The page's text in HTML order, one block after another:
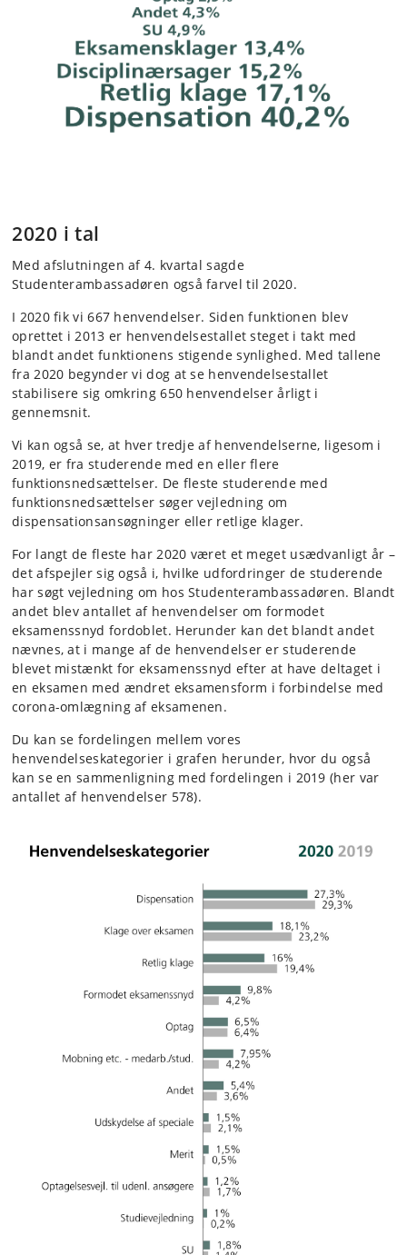
2020 i tal
Med afslutningen af 4. kvartal sagde
Studenterambassadøren også farvel til 2020.
I 2020 fik vi 667 henvendelser. Siden funktionen blev
oprettet i 2013 er henvendelsestallet steget i takt med
blandt andet funktionens stigende synlighed. Med tallene
fra 2020 begynder vi dog at se henvendelsestallet
stabilisere sig omkring 650 henvendelser årligt i
gennemsnit.
Vi kan også se, at hver tredje af henvendelserne, ligesom i
2019, er fra studerende med en eller flere
funktionsnedsættelser. De fleste studerende med
funktionsnedsættelser søger vejledning om
dispensationsansøgninger eller retlige klager.
For langt de fleste har 2020 været et meget usædvanligt år –
det afspejler sig også i, hvilke udfordringer de studerende
har søgt vejledning om hos Studenterambassadøren. Blandt
andet blev antallet af henvendelser om formodet
eksamenssnyd fordoblet. Herunder kan det blandt andet
nævnes, at i mange af de henvendelser er studerende
blevet mistænkt for eksamenssnyd efter at have deltaget i
en eksamen med ændret eksamensform i forbindelse med
corona-omlægning af eksamenen.
Du kan se fordelingen mellem vores
henvendelseskategorier i grafen herunder, hvor du også
kan se en sammenligning med fordelingen i 2019 (her var
antallet af henvendelser 578).